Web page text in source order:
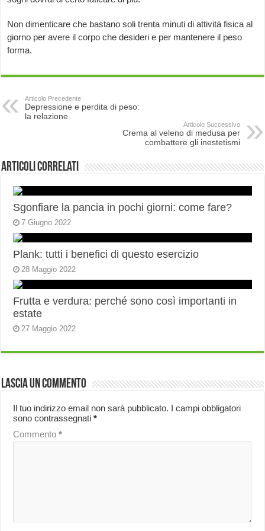
Non dimenticare che bastano soli trenta minuti di attività fisica al
giorno per avere il corpo che desideri e per mantenere il peso
forma.
Articolo Precedente
Depressione e perdita di peso:
la relazione
Articolo Successivo
Crema al veleno di medusa per
combattere gli inestetismi
Articoli correlati
Sgonfiare la pancia in pochi giorni: come fare?
7 Giugno 2022
Plank: tutti i benefici di questo esercizio
28 Maggio 2022
Frutta e verdura: perché sono così importanti in
estate
27 Maggio 2022
Lascia un commento
Il tuo indirizzo email non sarà pubblicato. I campi obbligatori
sono contrassegnati*
Commento*